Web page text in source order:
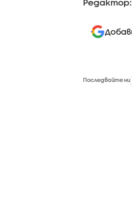
Последвайте ни